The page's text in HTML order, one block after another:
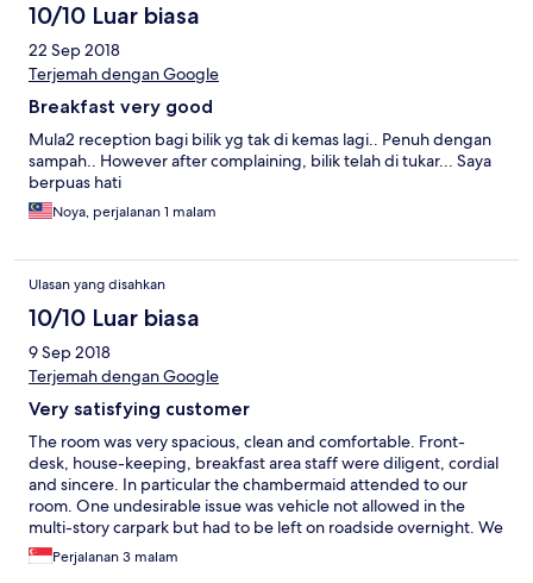
10/10 Luar biasa
22 Sep 2018
Terjemah dengan Google
Breakfast very good
Mula2 reception bagi bilik yg tak di kemas lagi.. Penuh dengan
sampah.. However after complaining, bilik telah di tukar... Saya
berpuas hati
Noya, perjalanan 1 malam
Ulasan yang disahkan
10/10 Luar biasa
9 Sep 2018
Terjemah dengan Google
Very satisfying customer
The room was very spacious, clean and comfortable. Front-
desk, house-keeping, breakfast area staff were diligent, cordial
and sincere. In particular the chambermaid attended to our
room. One undesirable issue was vehicle not allowed in the
multi-story carpark but had to be left on roadside overnight. We
enjoyed the 3 nights stay and would certainly be one of our top
choices the next visit to Melaka. Keep it up.
Perjalanan 3 malam